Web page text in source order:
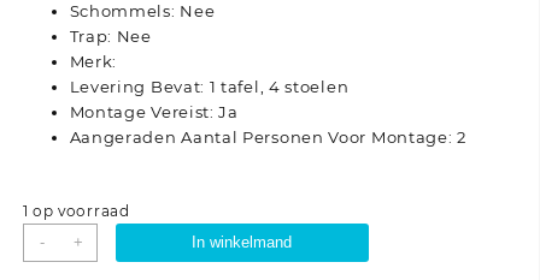
Schommels: Nee
Trap: Nee
Merk:
Levering Bevat: 1 tafel, 4 stoelen
Montage Vereist: Ja
Aangeraden Aantal Personen Voor Montage: 2
1 op voorraad
-
delige
+ In winkelmand